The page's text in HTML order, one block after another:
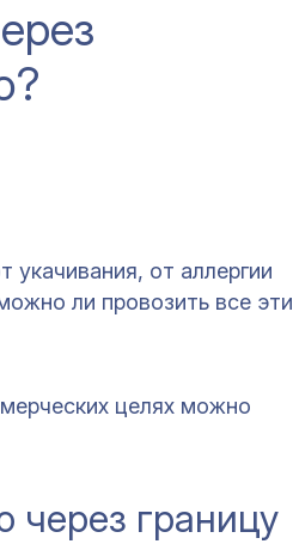
укачивания, от аллергии
ли провозить все эти
целях можно
через границу